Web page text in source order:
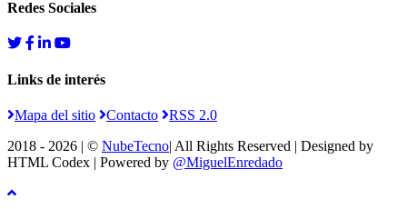
Redes Sociales
Links de interés
Mapa del sitio Contacto
RSS 2.0
2018 - 2026 | © NubeTecno| All Rights Reserved | Designed by
HTML Codex | Powered by @MiguelEnredado